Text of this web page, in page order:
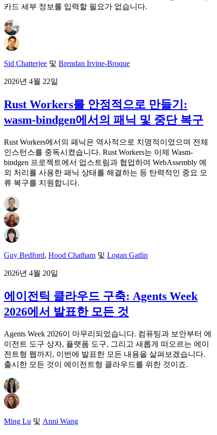
카드 세부 정보를 입력할 필요가 없습니다.
Sid Chatterjee 및 Brendan Irvine-Broque
2026년 4월 22일
Rust Workers를 안정적으로 만들기:
wasm-bindgen에서의 패닉 및 중단 복구
Rust Workers에서의 패닉은 역사적으로 치명적이었으며 전체
인스턴스를 중독시켰습니다. Rust Workers는 이제 Wasm-
bindgen 프로젝트에서 업스트림과 협업하여 WebAssembly 예
외 처리를 사용한 패닉 상태를 해결하는 등 탄력적인 중요 오
류 복구를 지원합니다.
Guy Bedford, Hood Chatham 및 Logan Gatlin
2026년 4월 20일
에이전틱 클라우드 구축: Agents Week
2026에서 발표한 모든 것
Agents Week 2026이 마무리되었습니다. 컴퓨팅과 보안부터 에
이전트 도구 상자, 플랫폼 도구, 그리고 새롭게 떠오르는 에이
전트형 웹까지, 이번에 발표한 모든 내용을 살펴보겠습니다.
출시한 모든 것이 에이전트형 클라우드를 위한 것이죠.
Ming Lu 및 Anni Wang